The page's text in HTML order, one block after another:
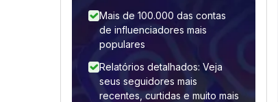
Mais de 100.000 das contas
de influenciadores mais
populares
Relatórios detalhados: Veja
seus seguidores mais
recentes, curtidas e muito mais